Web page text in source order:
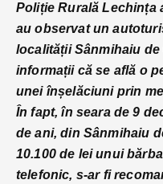
Poliție Rurală Lechința
au observat un
localității Sânmihaiu de
informații că se află o
unei înșelăciuni prin
În fapt, în seara de 9
de ani, din Sânmihaiu
10.100 de lei unui
telefonic, s-ar fi